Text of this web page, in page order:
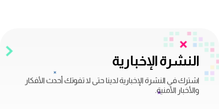
النشرة الإخبارية
اشترك في النشرة الإخبارية لدينا حتى لا تفوتك أحدث الأفكار
والأخبار الأمنية.